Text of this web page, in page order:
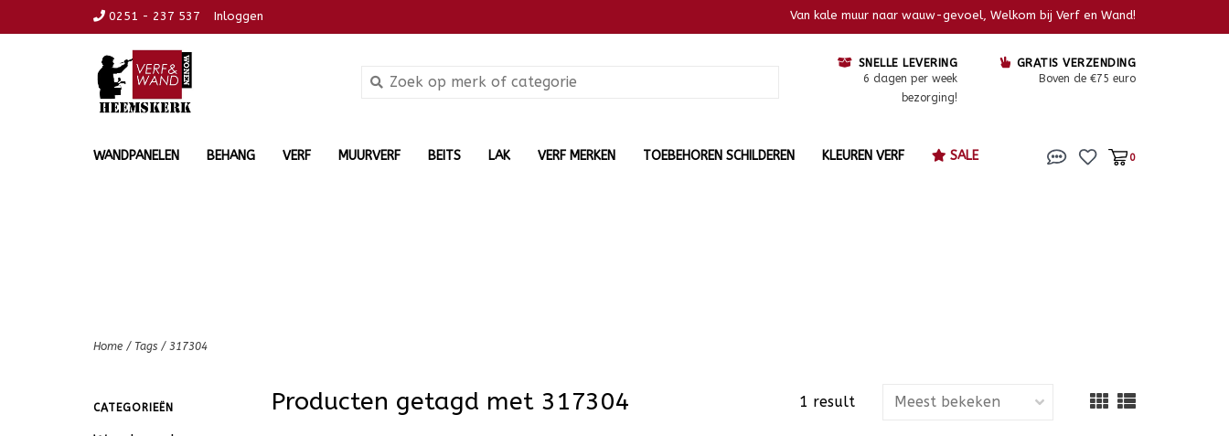
0251 - 237 537 Inloggen Van kale muur naar wauw-gevoel, Welkom bij Verf en Wand!
SNELLE LEVERING
6 dagen per week
bezorging!
GRATIS VERZENDING
Boven de €75 euro
WANDPANELEN BEHANG VERF MUURVERF BEITS LAK VERF MERKEN TOEBEHOREN SCHILDEREN KLEUREN VERF SALE 0
Home / Tags / 317304
CATEGORIEËN Producten getagd met 317304 1 result